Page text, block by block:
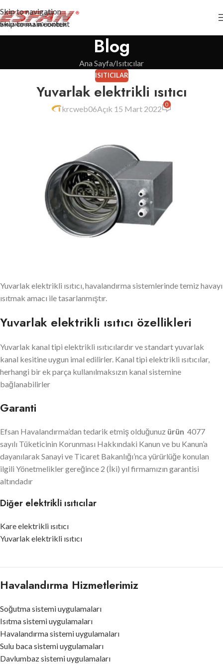
Skip to navigation
Skip to main content
Blog
Ana Sayfa Isıtıcılar
ISITICILAR
Yuvarlak elektrikli ısıtıcı
krcweb06Açık 15 Mart 2022 0
Yuvarlak elektrikli ısıtıcı, havalandırma sistemlerinde temiz havayı
ısıtmak amacı ile tasarlanmıştır.
Yuvarlak elektrikli ısıtıcı özellikleri
Yuvarlak kanal tipi elektrikli ısıtıcılardır ve standart yuvarlak
kanal kesitine uygun imal edilirler. Kanal tipi elektrikli ısıtıcılar,
herhangi bir ek parça kullanılmaksızın kanal sistemine
bağlanabilirler
Garanti
Efsan Havalandırma’dan tedarik etmiş olduğunuz ürün 4077
sayılı Tüketicinin Korunması Hakkındaki Kanun ve bu Kanun’a
dayanılarak Sanayi ve Ticaret Bakanlığı’nca yürürlüğe konulan
ilgili Yönetmelikler gereğince 2 (İki) yıl firmamızın garantisi
altındadır
Diğer elektrikli ısıtıcılar
Kare elektrikli ısıtıcı
Yuvarlak elektrikli ısıtıcı
Havalandırma Hizmetlerimiz
Soğutma sistemi uygulamaları
Isıtma sistemi uygulamaları
Havalandırma sistemi uygulamaları
Sulu baca sistemi uygulamaları
Davlumbaz sistemi uygulamaları